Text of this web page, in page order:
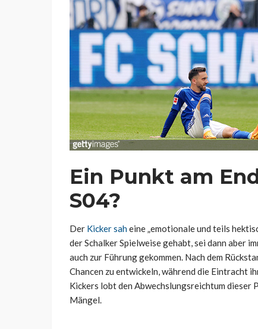
Ein Punkt am
S04?
Der Kicker saheine „emotionale und teils
der Schalker Spielweise gehabt, sei dann aber
auch zur Führung gekommen. Nach dem
Chancen zu entwickeln, während die Eintracht
Kickers lobt den Abwechslungsreichtum dieser
Mängel.